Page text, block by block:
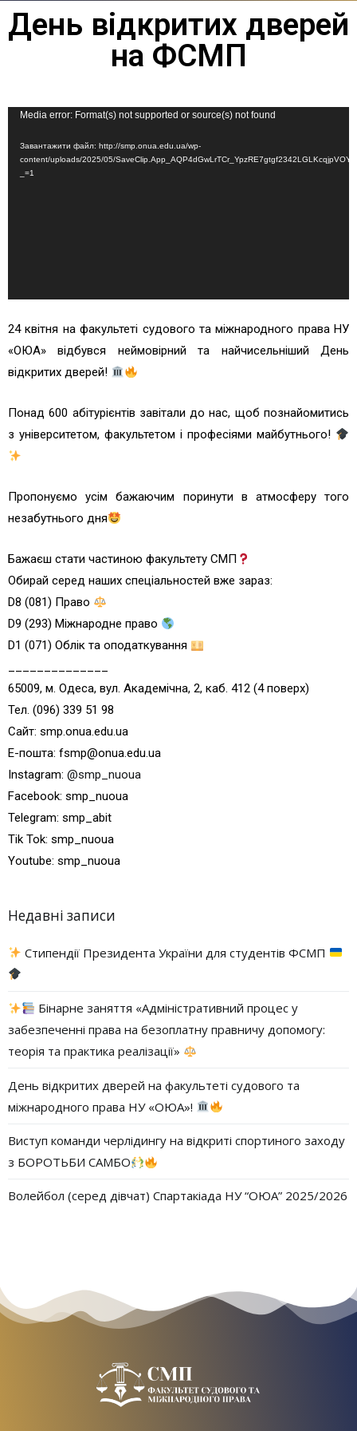
День відкритих дверей
на ФСМП
Відеопрогравач
Media error: Format(s) not supported or source(s) not found
Завантажити файл: http://smp.onua.edu.ua/wp-
content/uploads/2025/05/
_=1
24 квітня на факультеті судового та міжнародного права НУ
«ОЮА» відбувся неймовірний та найчисельніший День
відкритих дверей!
Понад 600 абітурієнтів завітали до нас, щоб познайомитись
з університетом, факультетом і професіями майбутнього!
Пропонуємо усім бажаючим поринути в атмосферу того
незабутнього дня
Бажаєш стати частиною факультету СМП
Обирай серед наших спеціальностей вже зараз:
D8 (081) Право
D9 (293) Міжнародне право
D1 (071) Облік та оподаткування
65009, м. Одеса, вул. Академічна, 2, каб. 412 (4 поверх)
Тел. (096) 339 51 98
Сайт: smp.onua.edu.ua
Е-пошта: fsmp@onua.edu.ua
Instagram: @smp_nuoua
Facebook: smp_nuoua
Telegram: smp_abit
Tik Tok: smp_nuoua
Youtube: smp_nuoua
Недавні записи
Стипендії Президента України для студентів ФСМП
Бінарне заняття «Адміністративний процес у
забезпеченні права на безоплатну правничу допомогу:
теорія та практика реалізації»
День відкритих дверей на факультеті судового та
міжнародного права НУ «ОЮА»!
Виступ команди черлідингу на відкриті спортиного заходу
з БОРОТЬБИ САМБО
Волейбол (серед дівчат) Спартакіада НУ “ОЮА” 2025/2026